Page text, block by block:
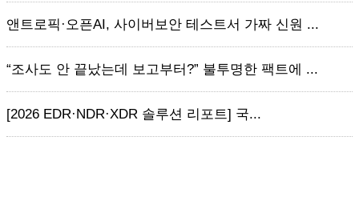
앤트로픽·오픈AI, 사이버보안 테스트서 가짜 신원 ...
“조사도 안 끝났는데 보고부터?” 불투명한 팩트에 ...
[2026 EDR·NDR·XDR 솔루션 리포트] 국...